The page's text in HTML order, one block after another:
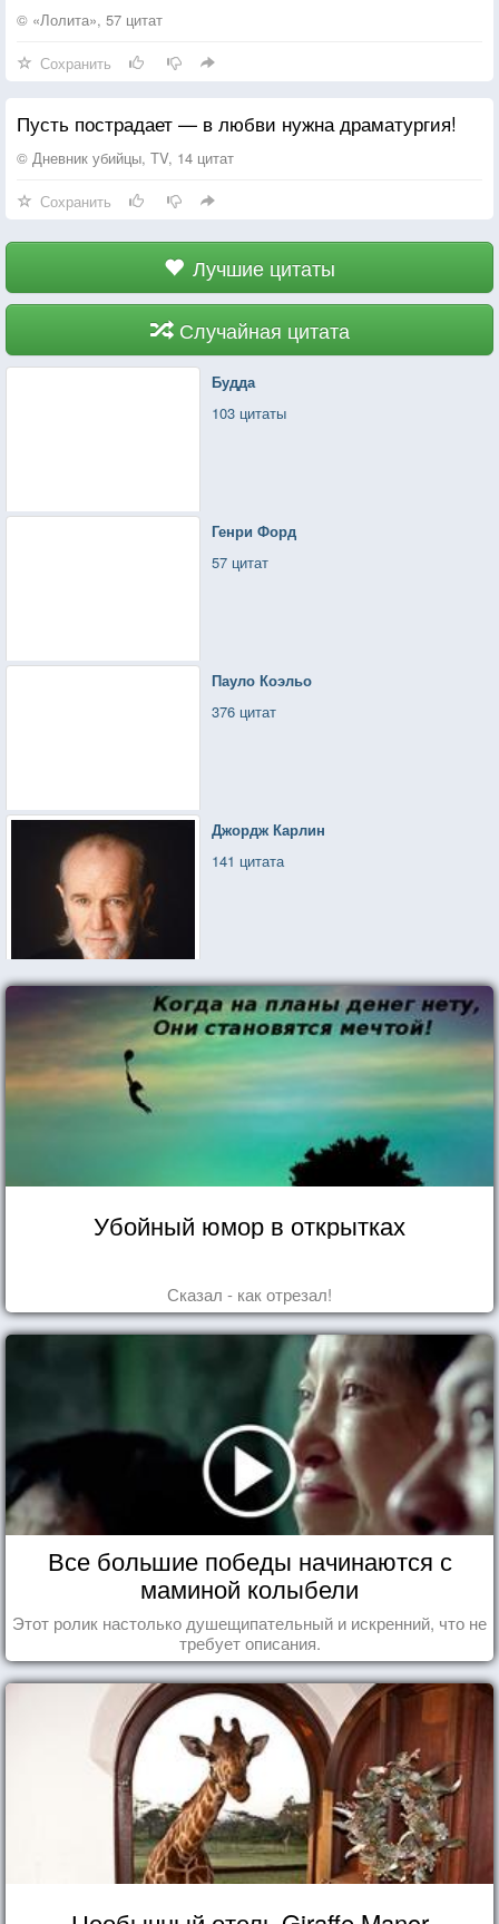
© «Лолита», 57 цитат
Сохранить
Пусть пострадает — в любви нужна драматургия!
© Дневник убийцы, TV, 14 цитат
Сохранить
Лучшие цитаты
Случайная цитата
Будда
103 цитаты
Генри Форд
57 цитат
Пауло Коэльо
376 цитат
Джордж Карлин
141 цитата
Убойный юмор в открытках
Сказал - как отрезал!
Все большие победы начинаются с
маминой колыбели
Этот ролик настолько душещипательный и искренний, что не
требует описания.